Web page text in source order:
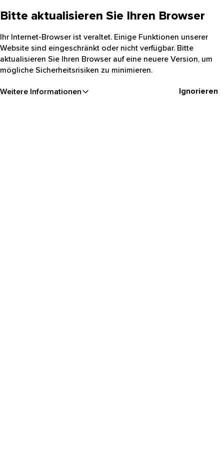
Bitte aktualisieren Sie Ihren Browser
Ihr Internet-Browser ist veraltet. Einige Funktionen unserer
Website sind eingeschränkt oder nicht verfügbar. Bitte
aktualisieren Sie Ihren Browser auf eine neuere Version, um
mögliche Sicherheitsrisiken zu minimieren.
Weitere Informationen Ignorieren